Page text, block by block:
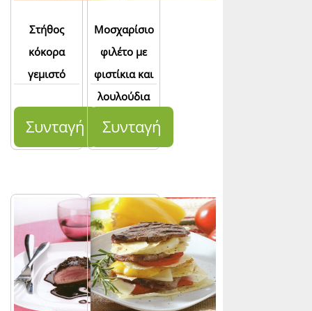
Στήθος
κόκορα
γεμιστό
Συνταγή
Μοσχαρίσιο
φιλέτο με
φιστίκια και
λουλούδια
σε τεμπούρα
Συνταγή